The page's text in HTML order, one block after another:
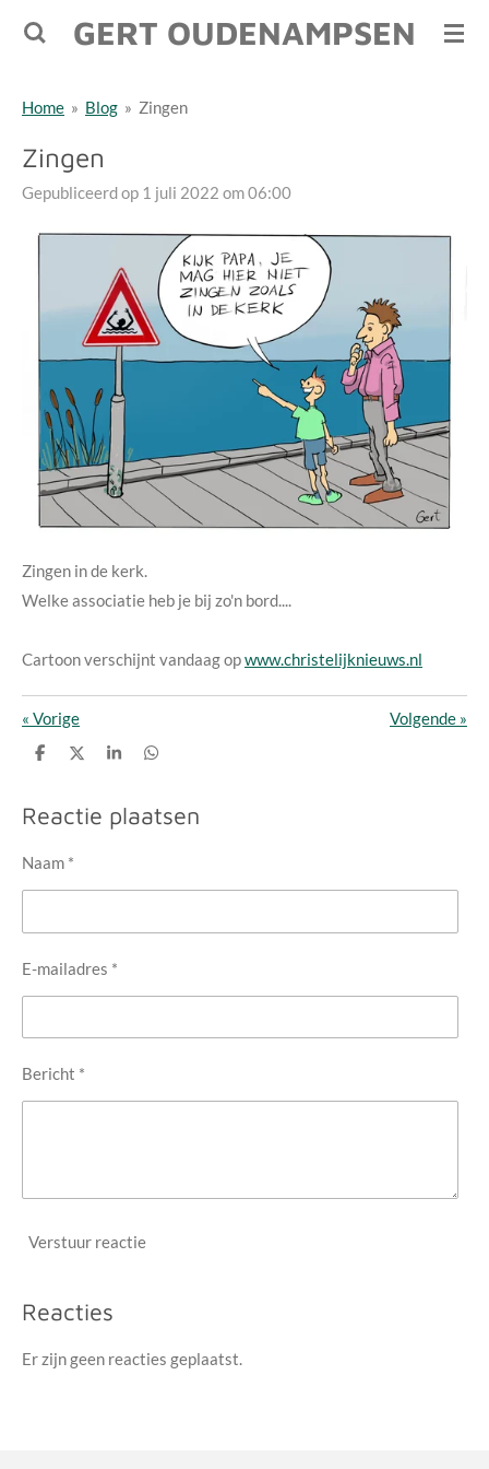
Ga
de
GERT OUDENAMPSEN
Home » Blog » Zingen
Zingen
Gepubliceerd op 1 juli 2022 om 06:00
Zingen in de kerk.
Welke associatie heb je bij zo'n bord....
Cartoon verschijnt vandaag opwww.christelijknieuws.nl
« Vorige Volgende »
D
n
D
l
S
e
D
e
n
Reactie plaatsen
Naam *
E-mailadres *
Bericht *
Verstuur reactie
Reacties
Er zijn geen reacties geplaatst.